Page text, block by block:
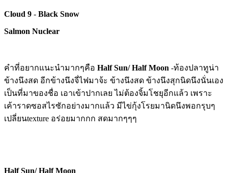
Cloud 9 - Black Snow
Salmon Nuclear
คำที่อยากแนะนำมากๆคือ Half Sun/ Half Moon -ท้องปลาทูน่า
ข้างนึงสด อีกข้างนึงจี่ไฟมาจ้ะ ข้างนึงสด ข้างนึงสุกนิดนึงนั่นเอง
เป็นที่มาของชื่อ เอาเข้าปากเลย ไม่ต้องจิ้มโชยุอีกแล้ว เพราะ
เค้าราดซอสไรซักอย่างมากแล้ว มีไข่กุ้งโรยมานิดนึงพอกรุบๆ
เปลี่ยนtexture อร่อยมากกก สดมากๆๆๆ
Half Sun/ Half Moon